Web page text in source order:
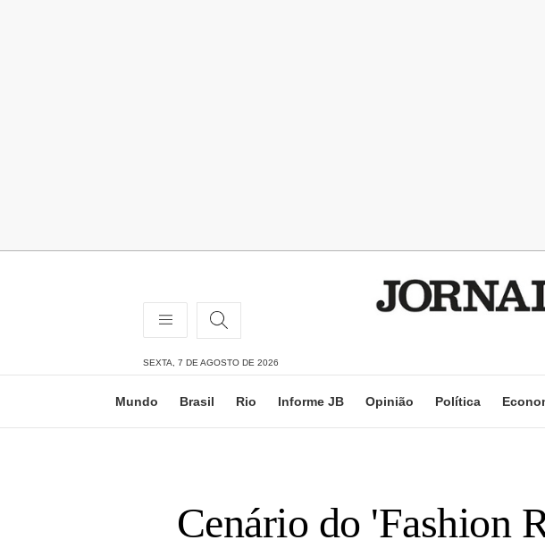
SEXTA, 7 DE AGOSTO DE 2026
Mundo Brasil Rio Informe JB Opinião Política
Cenário do 'Fashion